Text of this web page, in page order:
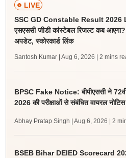
LIVE
SSC GD Constable Result 2026
एसएससी जीडी कांस्टेबल रिजल्ट कब
अपडेट, स्कोरकार्ड लिंक
Santosh Kumar | Aug 6, 2026 | 2 mins
BPSC Fake Notice: बीपीएससी ने
2026 की परीक्षाओं से संबंधित वायरल नोटिस
Abhay Pratap Singh | Aug 6, 2026 | 2
BSEB Bihar DElED Scorecard